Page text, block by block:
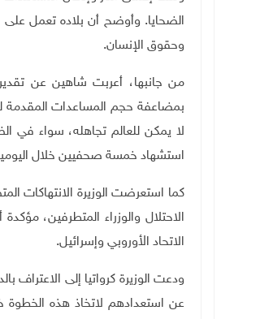
الضحايا. وأوضح أن بلاده تعمل على
وحقوق الإنسان.
من جانبها، أعربت شاهين عن
بمضاعفة حجم المساعدات
لا يمكن للعالم تجاهله، سواء في
استشهاد خمسة صحفيين خلال
كما استعرضت الوزيرة الانتهاكات
الاحتلال والوزراء المتطرفين،
الاتحاد الأوروبي وإسرائيل.
ودعت الوزيرة كرواتيا إلى الاعتراف
عن استعدادهم لاتخاذ هذه الخطوة